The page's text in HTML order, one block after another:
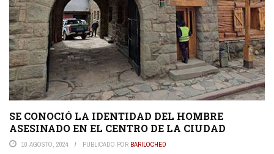
SE CONOCIÓ LA IDENTIDAD DEL HOMBRE
ASESINADO EN EL CENTRO DE LA CIUDAD
10 AGOSTO, 2024 PUBLICADO POR BARILOCHED